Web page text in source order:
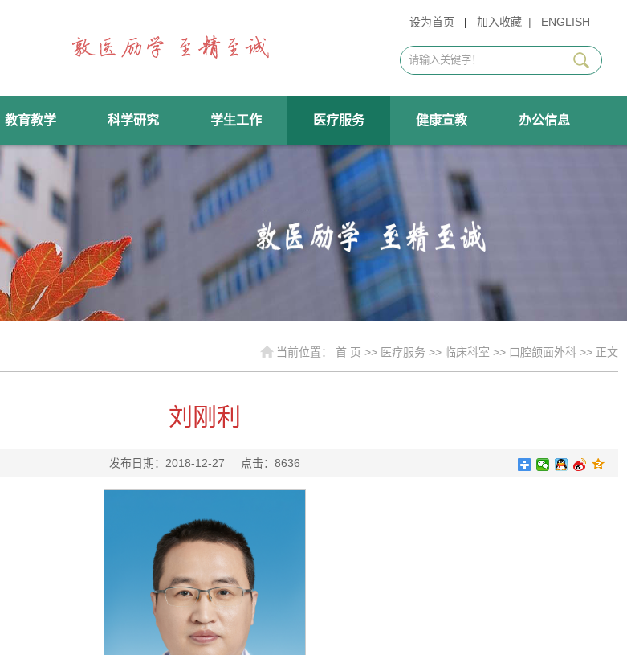
设为首页 | 加入收藏 | ENGLISH
教育教学 科学研究 学生工作 医疗服务 健康宣教 办公信息
当前位置： 首 页 >> 医疗服务 >> 临床科室 >> 口腔颌面外科 >> 正文
刘刚利
发布日期：2018-12-27 点击： 8636